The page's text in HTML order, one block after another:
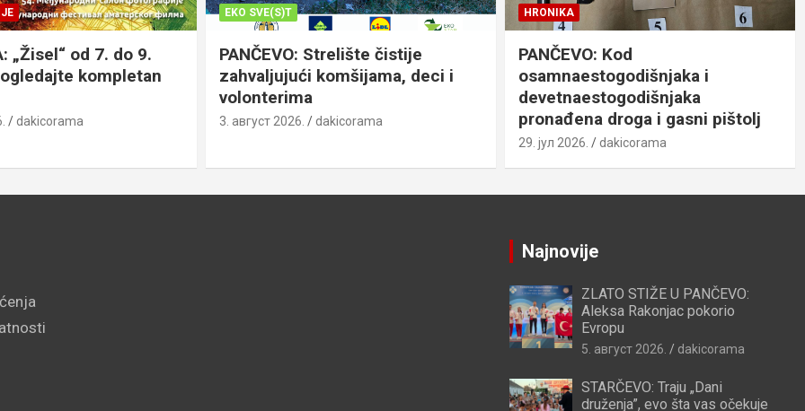
„Žisel“ od 7. do 9.
kompletan
dakicorama
EKO SVE(S)T
PANČEVO: Strelište čistije
zahvaljujući komšijama, deci i
volonterima
3. август 2026. dakicorama
HRONIKA
PANČEVO: Kod
osamnaestogodišnjaka i
devetnaestogodišnjaka
pronađena droga i gasni pištolj
29. јул 2026. dakicorama
Najnovije
ZLATO STIŽE U PANČEVO:
Aleksa Rakonjac pokorio
Evropu
5. август 2026. dakicorama
STARČEVO: Traju „Dani
druženja”, evo šta vas očekuje